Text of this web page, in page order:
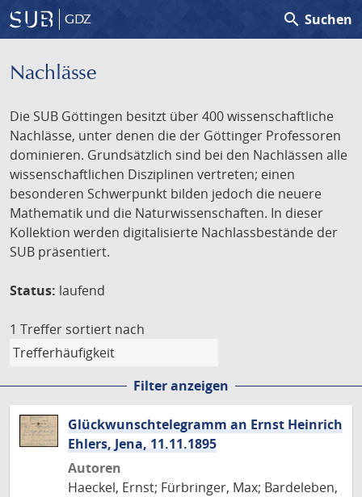
GDZ search Suchen
Nachlässe
Die SUB Göttingen besitzt über 400 wissenschaftliche
Nachlässe, unter denen die der Göttinger Professoren
dominieren. Grundsätzlich sind bei den Nachlässen alle
wissenschaftlichen Disziplinen vertreten; einen
besonderen Schwerpunkt bilden jedoch die neuere
Mathematik und die Naturwissenschaften. In dieser
Kollektion werden digitalisierte Nachlassbestände der
SUB präsentiert.
Status: laufend
1 Treffer sortiert nach
Filter anzeigen
Glückwunschtelegramm an Ernst Heinrich
Ehlers, Jena, 11.11.1895
Autoren
Haeckel, Ernst; Fürbringer, Max; Bardeleben,